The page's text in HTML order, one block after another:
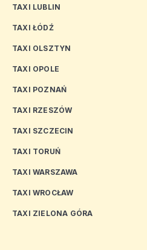
TAXI LUBLIN
TAXI ŁÓDŹ
TAXI OLSZTYN
TAXI OPOLE
TAXI POZNAŃ
TAXI RZESZÓW
TAXI SZCZECIN
TAXI TORUŃ
TAXI WARSZAWA
TAXI WROCŁAW
TAXI ZIELONA GÓRA